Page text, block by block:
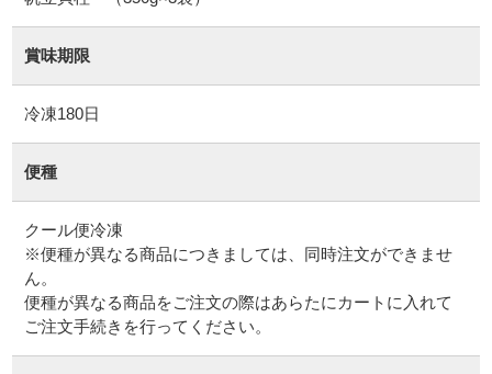
賞味期限
冷凍180日
便種
クール便冷凍
※便種が異なる商品につきましては、同時注文ができませ
ん。
便種が異なる商品をご注文の際はあらたにカートに入れて
ご注文手続きを行ってください。